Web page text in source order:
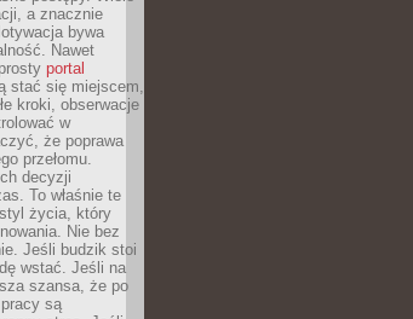
a znacznie
bywa
Nawet
portal
stać się miejscem,
kroki, obserwacje
w
że poprawa
przełomu.
decyzji
To właśnie te
życia, który
Nie bez
Jeśli budzik stoi
wstać. Jeśli na
szansa, że po
są